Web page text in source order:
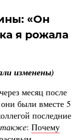
«Он
я рожала
изменены)
месяц после
были вместе 5
последние
: Почему